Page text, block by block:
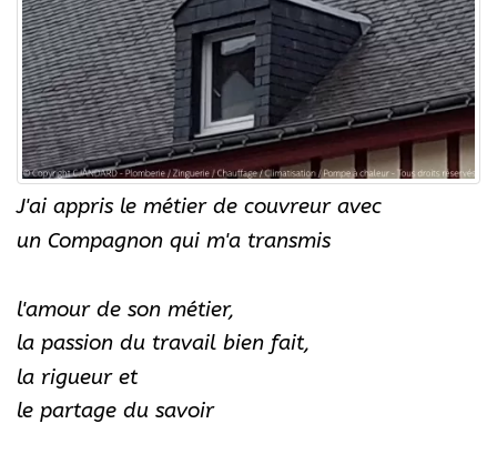
J'ai appris le métier de couvreur avec
un Compagnon qui m'a transmis
l'amour de son métier,
la passion du travail bien fait,
la rigueur et
le partage du savoir